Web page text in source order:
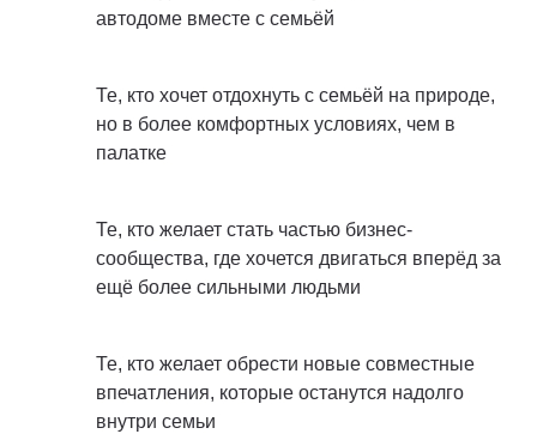
автодоме вместе с семьёй
Те, кто хочет отдохнуть с семьёй на природе,
но в более комфортных условиях, чем в
палатке
Те, кто желает стать частью бизнес-
сообщества, где хочется двигаться вперёд за
ещё более сильными людьми
Те, кто желает обрести новые совместные
впечатления, которые останутся надолго
внутри семьи